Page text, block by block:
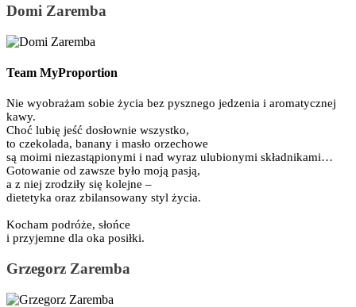
Domi Zaremba
Team MyProportion
Nie wyobrażam sobie życia bez pysznego jedzenia i aromatycznej
kawy.
Choć lubię jeść dosłownie wszystko,
to czekolada, banany i masło orzechowe
są moimi niezastąpionymi i nad wyraz ulubionymi składnikami…
Gotowanie od zawsze było moją pasją,
a z niej zrodziły się kolejne –
dietetyka oraz zbilansowany styl życia.
Kocham podróże, słońce
i przyjemne dla oka posiłki.
Grzegorz Zaremba